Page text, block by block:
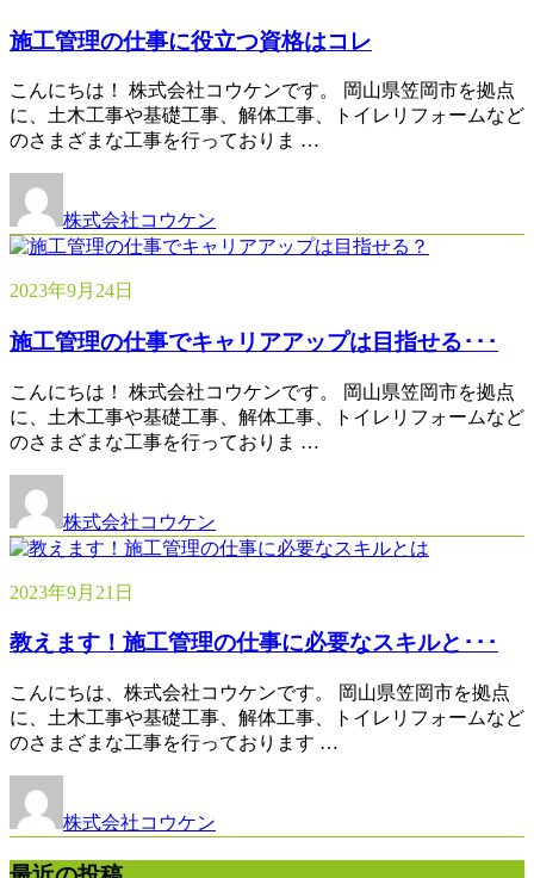
施工管理の仕事に役立つ資格はコレ
こんにちは！ 株式会社コウケンです。 岡山県笠岡市を拠点
に、土木工事や基礎工事、解体工事、トイレリフォームなど
のさまざまな工事を行っておりま …
株式会社コウケン
2023年9月24日
施工管理の仕事でキャリアアップは目指せる･･･
こんにちは！ 株式会社コウケンです。 岡山県笠岡市を拠点
に、土木工事や基礎工事、解体工事、トイレリフォームなど
のさまざまな工事を行っておりま …
株式会社コウケン
2023年9月21日
教えます！施工管理の仕事に必要なスキルと･･･
こんにちは、株式会社コウケンです。 岡山県笠岡市を拠点
に、土木工事や基礎工事、解体工事、トイレリフォームなど
のさまざまな工事を行っております …
株式会社コウケン